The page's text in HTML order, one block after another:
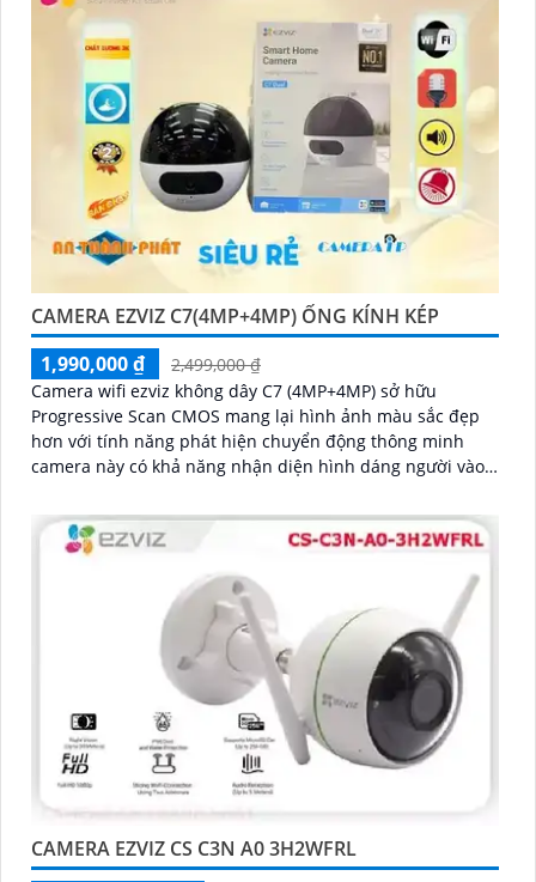
CAMERA EZVIZ C7(4MP+4MP) ỐNG KÍNH KÉP
1,990,000 ₫
2,499,000 ₫
Camera wifi ezviz không dây C7 (4MP+4MP) sở hữu
Progressive Scan CMOS mang lại hình ảnh màu sắc đẹp
hơn với tính năng phát hiện chuyển động thông minh
camera này có khả năng nhận diện hình dáng người vào
màu sắc sáng đẹp 8.0 MP giúp phân biệt người một cách
chính xác công nghệ xử lý hình ảnh thiếu sáng cùng hồng
CAMERA EZVIZ CS C3N A0 3H2WFRL